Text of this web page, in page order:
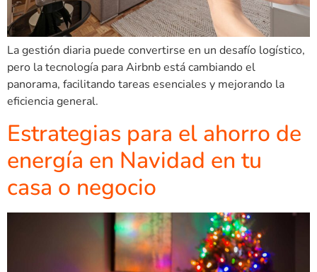
La gestión diaria puede convertirse en un desafío logístico,
pero la tecnología para Airbnb está cambiando el
panorama, facilitando tareas esenciales y mejorando la
eficiencia general.
Estrategias para el ahorro de
energía en Navidad en tu
casa o negocio